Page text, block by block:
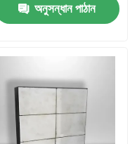
অনুসন্ধান পাঠান